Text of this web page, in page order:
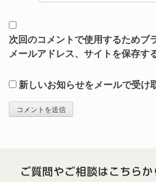
次回のコメントで使用するためブ
メールアドレス、サイトを保存する
新しいお知らせをメールで受け